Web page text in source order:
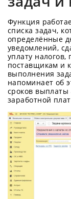
Функция
списка задач,
определённые
уведомлений,
уплату
поставщикам и
выполнения
напоминает об
сроков выплаты
заработной